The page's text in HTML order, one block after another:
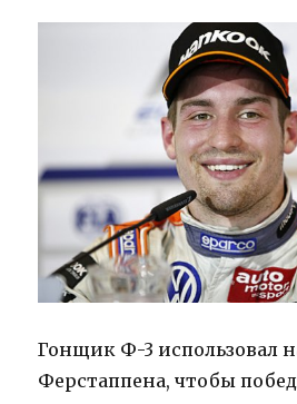
Гонщик Ф-3 использовал
Ферстаппена, чтобы